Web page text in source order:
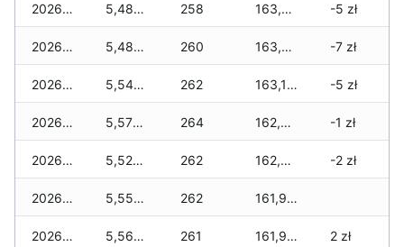
2026-08-06 5,480 zł 258 163,430 zł -5 zł
2026-08-05 5,480 zł 260 163,210 zł -7 zł
2026-08-04 5,540 zł 262 163,100 zł -5 zł
2026-08-03 5,570 zł 264 162,820 zł -1 zł
2026-08-02 5,520 zł 262 162,390 zł -2 zł
2026-08-01 5,550 zł 262 161,990 zł
2026-07-31 5,560 zł 261 161,970 zł 2 zł